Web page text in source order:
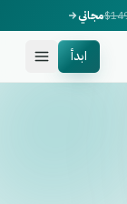
مجاني
ابدأ